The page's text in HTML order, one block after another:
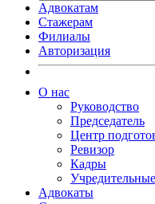
Адвокатам
Стажерам
Филиалы
Авторизация
О нас
Руководство
Председатель
Центр
Ревизор
Кадры
Адвокаты